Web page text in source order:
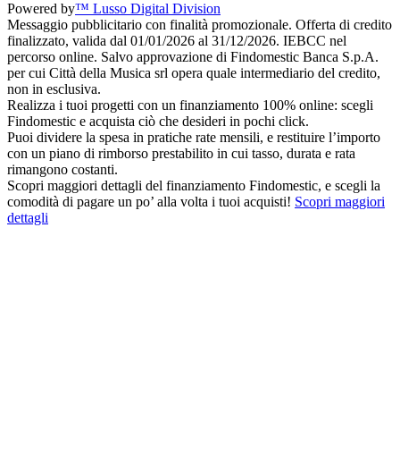
Powered by™ Lusso Digital Division
Messaggio pubblicitario con finalità promozionale. Offerta di credito
finalizzato, valida dal 01/01/2026 al 31/12/2026. IEBCC nel
percorso online. Salvo approvazione di Findomestic Banca S.p.A.
per cui Città della Musica srl opera quale intermediario del credito,
non in esclusiva.
Realizza i tuoi progetti con un finanziamento 100% online: scegli
Findomestic e acquista ciò che desideri in pochi click.
Puoi dividere la spesa in pratiche rate mensili, e restituire l’importo
con un piano di rimborso prestabilito in cui tasso, durata e rata
rimangono costanti.
Scopri maggiori dettagli del finanziamento Findomestic, e scegli la
comodità di pagare un po’ alla volta i tuoi acquisti! Scopri maggiori
dettagli